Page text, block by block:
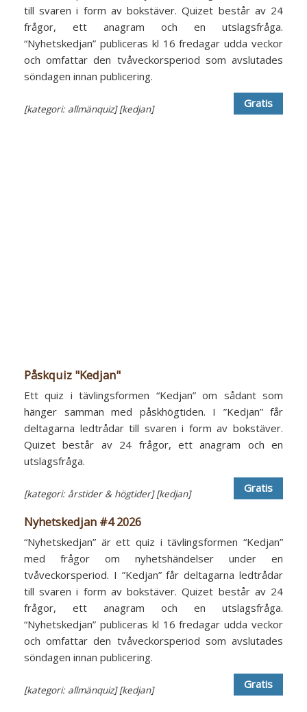
till svaren i form av bokstäver. Quizet består av 24
frågor, ett anagram och en utslagsfråga.
“Nyhetskedjan” publiceras kl 16 fredagar udda veckor
och omfattar den tvåveckorsperiod som avslutades
söndagen innan publicering.
[kategori: allmänquiz] [kedjan] Gratis
Påskquiz "Kedjan"
Ett quiz i tävlingsformen “Kedjan” om sådant som
hänger samman med påskhögtiden. I ”Kedjan” får
deltagarna ledtrådar till svaren i form av bokstäver.
Quizet består av 24 frågor, ett anagram och en
utslagsfråga.
[kategori: årstider & högtider] [kedjan] Gratis
Nyhetskedjan #4 2026
“Nyhetskedjan” är ett quiz i tävlingsformen “Kedjan”
med frågor om nyhetshändelser under en
tvåveckorsperiod. I ”Kedjan” får deltagarna ledtrådar
till svaren i form av bokstäver. Quizet består av 24
frågor, ett anagram och en utslagsfråga.
“Nyhetskedjan” publiceras kl 16 fredagar udda veckor
och omfattar den tvåveckorsperiod som avslutades
söndagen innan publicering.
[kategori: allmänquiz] [kedjan] Gratis